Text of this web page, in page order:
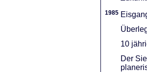
1985
10
Der